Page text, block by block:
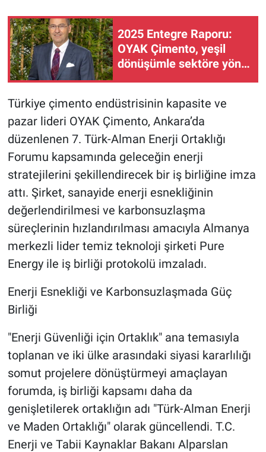
2025 Entegre Raporu:
OYAK Çimento, yeşil
dönüşümle sektöre yön
Türkiye çimento endüstrisinin kapasite ve
pazar lideri OYAK Çimento, Ankara’da
düzenlenen 7. Türk-Alman Enerji Ortaklığı
Forumu kapsamında geleceğin enerji
stratejilerini şekillendirecek bir iş birliğine imza
attı. Şirket, sanayide enerji esnekliğinin
değerlendirilmesi ve karbonsuzlaşma
süreçlerinin hızlandırılması amacıyla Almanya
merkezli lider temiz teknoloji şirketi Pure
Energy ile iş birliği protokolü imzaladı.
Enerji Esnekliği ve Karbonsuzlaşmada Güç
Birliği
"Enerji Güvenliği için Ortaklık" ana temasıyla
toplanan ve iki ülke arasındaki siyasi kararlılığı
somut projelere dönüştürmeyi amaçlayan
forumda, iş birliği kapsamı daha da
genişletilerek ortaklığın adı "Türk-Alman Enerji
ve Maden Ortaklığı" olarak güncellendi. T.C.
Enerji ve Tabii Kaynaklar Bakanı Alparslan